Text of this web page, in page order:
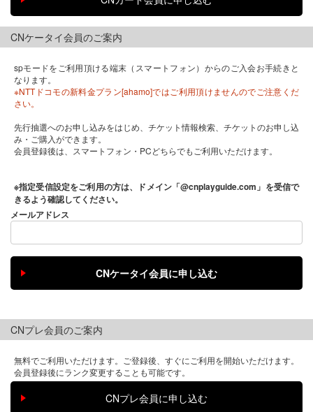
CNケータイ会員のご案内
spモードをご利用頂ける端末（スマートフォン）からのご入会お手続きと
なります。
※NTTドコモの新料金プラン[ahamo]ではご利用頂けませんのでご注意くだ
さい。
先行抽選へのお申し込みをはじめ、チケット情報検索、チケットのお申し込
み・ご購入ができます。
会員登録後は、スマートフォン・PCどちらでもご利用いただけます。
※指定受信設定をご利用の方は、ドメイン「@cnplayguide.com」を受信で
きるよう確認してください。
メールアドレス
CNプレ会員のご案内
無料でご利用いただけます。ご登録後、すぐにご利用を開始いただけます。
会員登録後にランク変更することも可能です。